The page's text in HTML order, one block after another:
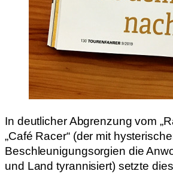
In deutlicher Abgrenzung vom
„Café Racer“ (der mit
Beschleunigungsorgien die
und Land tyrannisiert) setzte